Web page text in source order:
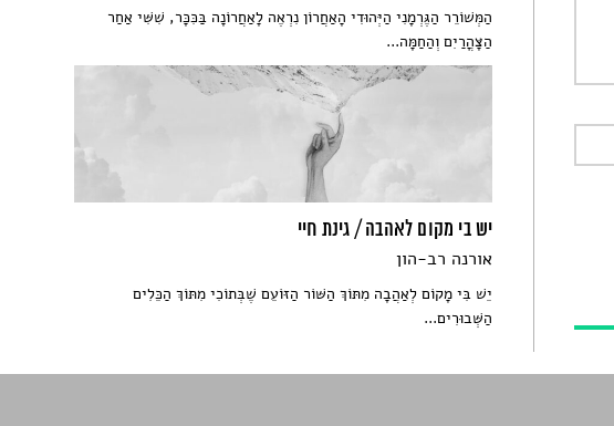
הַמְּשׁוֹרֵר הַגֶּרְמָנִי הַיְּהוּדִי הָאַחֲרוֹן נִרְאֶה לָאַחֲרוֹנָה בַּכִּכָּר, שִׁשִּׁי אַחַר
הַצָּהֳרַיִם וְהַחַמָּה...
יש בי מקום לאהבה / גינת חיי
אורנה רב-הון
יֵשׁ בִּי מָקוֹם לְאַהֲבָה מִתּוֹךְ הַשּׁוֹר הַזּוֹעֵם שֶׁבְּתוֹכִי מִתּוֹךְ הַכֵּלִים
הַשְּׁבוּרִים...